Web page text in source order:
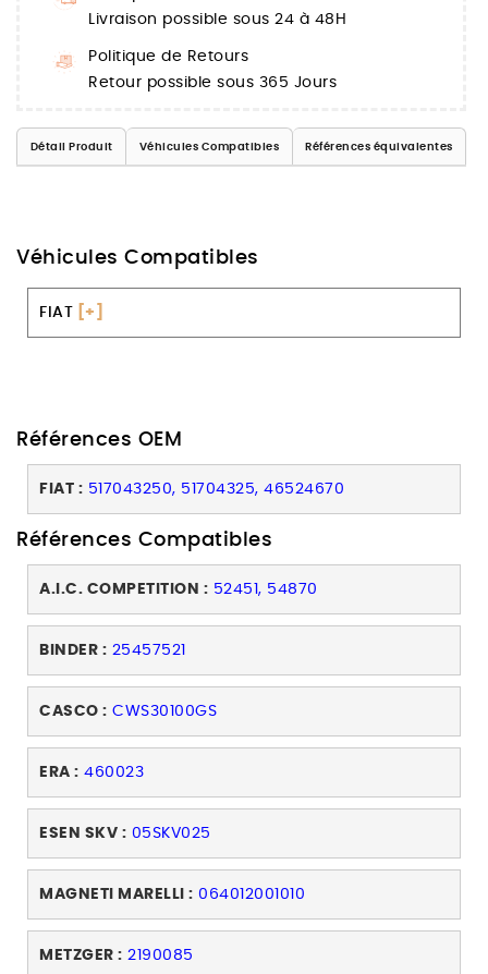
Livraison possible sous 24 à 48H
Politique de Retours
Retour possible sous 365 Jours
Détail Produit Véhicules Compatibles Références équivalentes
Véhicules Compatibles
FIAT [+]
Références OEM
FIAT : 517043250, 51704325, 46524670
Références Compatibles
A.I.C. COMPETITION : 52451, 54870
BINDER : 25457521
CASCO : CWS30100GS
ERA : 460023
ESEN SKV : 05SKV025
MAGNETI MARELLI : 064012001010
METZGER : 2190085